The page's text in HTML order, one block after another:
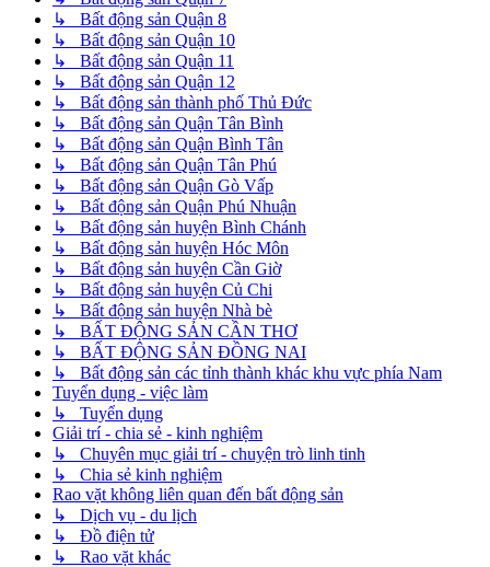
↳ Bất động sản Quận 8
↳ Bất động sản Quận 10
↳ Bất động sản Quận 11
↳ Bất động sản Quận 12
↳ Bất động sản thành phố Thủ Đức
↳ Bất động sản Quận Tân Bình
↳ Bất động sản Quận Bình Tân
↳ Bất động sản Quận Tân Phú
↳ Bất động sản Quận Gò Vấp
↳ Bất động sản Quận Phú Nhuận
↳ Bất động sản huyện Bình Chánh
↳ Bất động sản huyện Hóc Môn
↳ Bất động sản huyện Cần Giờ
↳ Bất động sản huyện Củ Chi
↳ Bất động sản huyện Nhà bè
↳ BẤT ĐỘNG SẢN CẦN THƠ
↳ BẤT ĐỘNG SẢN ĐỒNG NAI
↳ Bất động sản các tỉnh thành khác khu vực phía Nam
Tuyển dụng - việc làm
↳ Tuyển dụng
Giải trí - chia sẻ - kinh nghiệm
↳ Chuyên mục giải trí - chuyện trò linh tinh
↳ Chia sẻ kinh nghiệm
Rao vặt không liên quan đến bất động sản
↳ Dịch vụ - du lịch
↳ Đồ điện tử
↳ Rao vặt khác